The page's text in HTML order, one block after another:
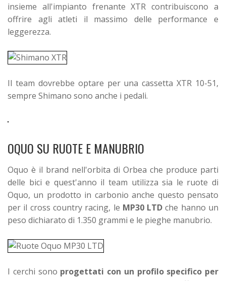
insieme all'impianto frenante XTR contribuiscono a
offrire agli atleti il massimo delle performance e
leggerezza.
Il team dovrebbe optare per una cassetta XTR 10-51,
sempre Shimano sono anche i pedali.
OQUO SU RUOTE E MANUBRIO
Oquo è il brand nell'orbita di Orbea che produce parti
delle bici e quest'anno il team utilizza sia le ruote di
Oquo, un prodotto in carbonio anche questo pensato
per il cross country racing, le MP30 LTD che hanno un
peso dichiarato di 1.350 grammi e le pieghe manubrio.
I cerchi sono progettati con un profilo specifico per